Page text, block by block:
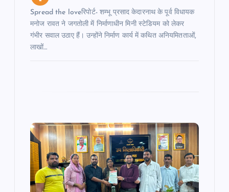
Spread the loveरिपोर्ट- शम्भू प्रसाद केदारनाथ के पूर्व विधायक
मनोज रावत ने जगतोली में निर्माणाधीन मिनी स्टेडियम को लेकर
गंभीर सवाल उठाए हैं। उन्होंने निर्माण कार्य में कथित अनियमितताओं,
लाखों…